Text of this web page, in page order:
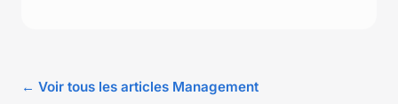
← Voir tous les articles Management